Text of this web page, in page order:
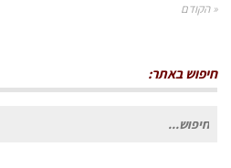
« הקודם
חיפוש באתר:
חיפוש